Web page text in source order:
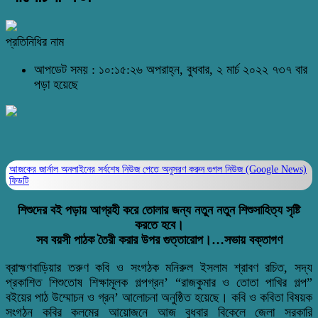
প্রতিনিধির নাম
আপডেট সময় : ১০:১৫:২৬ অপরাহ্ন, বুধবার, ২ মার্চ ২০২২ ৭৩৭ বার
পড়া হয়েছে
আজকের জার্নাল অনলাইনের সর্বশেষ নিউজ পেতে অনুসরণ করুন গুগল নিউজ (Google News)
ফিডটি
শিশুদের বই পড়ায় আগ্রহী করে তোলার জন্য নতুন নতুন শিশুসাহিত্য সৃষ্টি
করতে হবে।
সব বয়সী পাঠক তৈরী করার উপর গুত্তারোপ।…সভায় বক্তাগণ
ব্রাহ্মণবাড়িয়ার তরুণ কবি ও সংগঠক মনিরুল ইসলাম শ্রাবণ রচিত, সদ্য
প্রকাশিত শিশুতোষ শিক্ষামূলক গল্পগ্রন’ “রাজকুমার ও তোতা পাখির গল্প”
বইয়ের পাঠ উম্মোচন ও গ্রন’ আলোচনা অনুষ্ঠিত হয়েছে। কবি ও কবিতা বিষয়ক
সংগঠন কবির কলমের আয়োজনে আজ বুধবার বিকেলে জেলা সরকারি